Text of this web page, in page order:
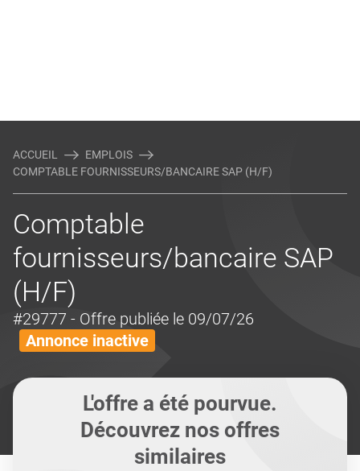
ACCUEIL
EMPLOIS
COMPTABLE FOURNISSEURS/BANCAIRE SAP (H/F)
Comptable
fournisseurs/bancaire SAP
(H/F)
#29777 - Offre publiée le 09/07/26
Annonce inactive
L'offre a été pourvue.
Découvrez nos offres
similaires